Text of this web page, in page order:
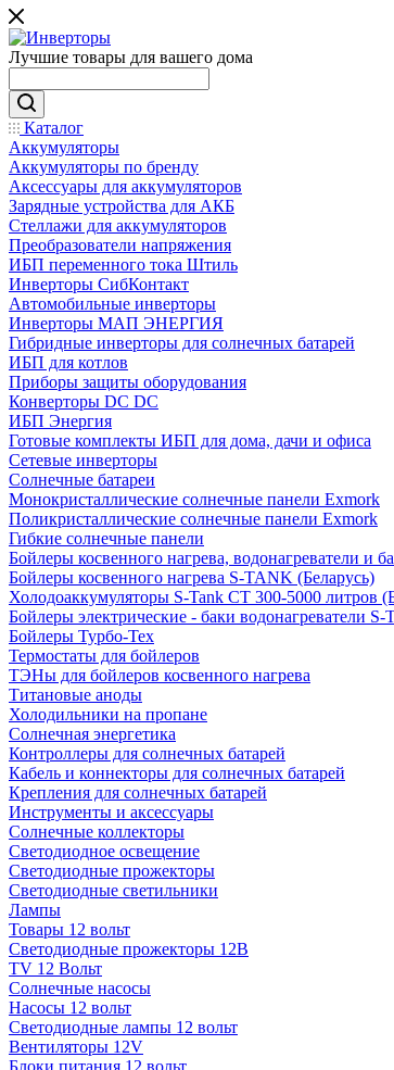
Лучшие товары для вашего дома
Каталог
Аккумуляторы
Аккумуляторы по бренду
Аксессуары для аккумуляторов
Зарядные устройства для АКБ
Стеллажи для аккумуляторов
Преобразователи напряжения
ИБП переменного тока Штиль
Инверторы СибКонтакт
Автомобильные инверторы
Инверторы МАП ЭНЕРГИЯ
Гибридные инверторы для солнечных батарей
ИБП для котлов
Приборы защиты оборудования
Конверторы DC DC
ИБП Энергия
Готовые комплекты ИБП для дома, дачи и офиса
Сетевые инверторы
Солнечные батареи
Монокристаллические солнечные панели Exmork
Поликристаллические солнечные панели Exmork
Гибкие солнечные панели
Бойлеры косвенного нагрева, водонагреватели и
Бойлеры косвенного нагрева S-TANK (Беларусь)
Холодоаккумуляторы S-Tank СТ 300-5000 литров
Бойлеры электрические - баки водонагреватели S-
Бойлеры Турбо-Тех
Термостаты для бойлеров
ТЭНы для бойлеров косвенного нагрева
Титановые аноды
Холодильники на пропане
Солнечная энергетика
Контроллеры для солнечных батарей
Кабель и коннекторы для солнечных батарей
Крепления для солнечных батарей
Инструменты и аксессуары
Солнечные коллекторы
Светодиодное освещение
Светодиодные прожекторы
Светодиодные светильники
Лампы
Товары 12 вольт
Светодиодные прожекторы 12В
TV 12 Вольт
Солнечные насосы
Насосы 12 вольт
Светодиодные лампы 12 вольт
Вентиляторы 12V
Блоки питания 12 вольт